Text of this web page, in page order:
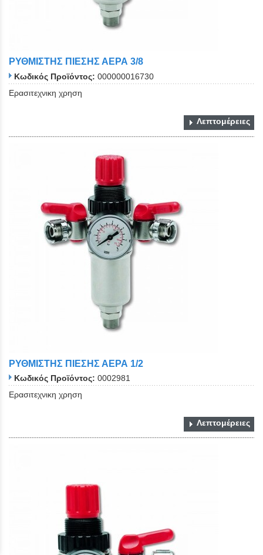
ΡΥΘΜΙΣΤΗΣ ΠΙΕΣΗΣ ΑΕΡΑ 3/8
Κωδικός Προϊόντος: 000000016730
Ερασιτεχνικη χρηση
Λεπτομέρειες
ΡΥΘΜΙΣΤΗΣ ΠΙΕΣΗΣ ΑΕΡΑ 1/2
Κωδικός Προϊόντος: 0002981
Ερασιτεχνικη χρηση
Λεπτομέρειες